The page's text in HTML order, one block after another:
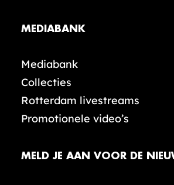
MEDIABANK
Mediabank
Collecties
Rotterdam livestreams
Promotionele video’s
MELD JE AAN VOOR DE